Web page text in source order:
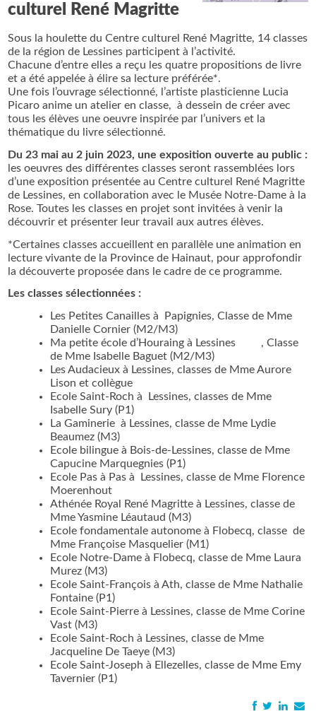
culturel René Magritte
Sous la houlette du Centre culturel René Magritte, 14 classes
de la région de Lessines participent à l’activité.
Chacune d’entre elles a reçu les quatre propositions de livre
et a été appelée à élire sa lecture préférée*.
Une fois l’ouvrage sélectionné, l’artiste plasticienne Lucia
Picaro anime un atelier en classe, à dessein de créer avec
tous les élèves une oeuvre inspirée par l’univers et la
thématique du livre sélectionné.
Du 23 mai au 2 juin 2023, une exposition ouverte au public :
les oeuvres des différentes classes seront rassemblées lors
d’une exposition présentée au Centre culturel René Magritte
de Lessines, en collaboration avec le Musée Notre-Dame à la
Rose. Toutes les classes en projet sont invitées à venir la
découvrir et présenter leur travail aux autres élèves.
*Certaines classes accueillent en parallèle une animation en
lecture vivante de la Province de Hainaut, pour approfondir
la découverte proposée dans le cadre de ce programme.
Les classes sélectionnées :
Les Petites Canailles à Papignies, Classe de Mme
Danielle Cornier (M2/M3)
Ma petite école d’Houraing à Lessines , Classe
de Mme Isabelle Baguet (M2/M3)
Les Audacieux à Lessines, classes de Mme Aurore
Lison et collègue
Ecole Saint-Roch à Lessines, classes de Mme
Isabelle Sury (P1)
La Gaminerie à Lessines, classe de Mme Lydie
Beaumez (M3)
Ecole bilingue à Bois-de-Lessines, classe de Mme
Capucine Marquegnies (P1)
Ecole Pas à Pas à Lessines, classe de Mme Florence
Moerenhout
Athénée Royal René Magritte à Lessines, classe de
Mme Yasmine Léautaud (M3)
Ecole fondamentale autonome à Flobecq, classe de
Mme Françoise Masquelier (M1)
Ecole Notre-Dame à Flobecq, classe de Mme Laura
Murez (M3)
Ecole Saint-François à Ath, classe de Mme Nathalie
Fontaine (P1)
Ecole Saint-Pierre à Lessines, classe de Mme Corine
Vast (M3)
Ecole Saint-Roch à Lessines, classe de Mme
Jacqueline De Taeye (M3)
Ecole Saint-Joseph à Ellezelles, classe de Mme Emy
Tavernier (P1)